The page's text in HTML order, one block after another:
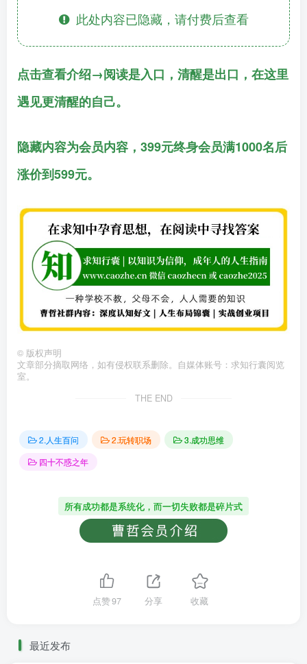
此处内容已隐藏，请付费后查看
点击查看介绍→阅读是入口，清醒是出口，在这里
遇见更清醒的自己。
隐藏内容为会员内容，399元终身会员满1000名后
涨价到599元。
© 版权声明
文章部分摘取网络，如有侵权联系删除。自媒体账号：求知行囊阅览
室。
THE END
2.人生百问 2.玩转职场
3.成功思维
四十不惑之年
所有成功都是系统化，而一切失败都是碎片式
点赞97 分享 收藏
最近发布